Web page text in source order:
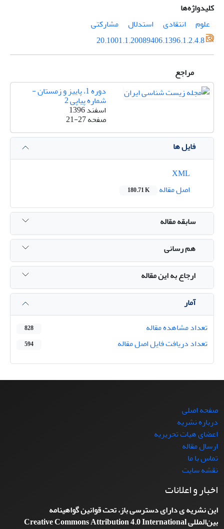
کلیدواژه‌ها
علوم
انتقادی استدلال
مشارکتی
20.1001.1.20089406.1396.1.2.4.8
مراجع
دوره 1، پاییز و زمستان -
شماره پیاپی 2
اسفند 1396
صفحه21-27
فایل ها
اصل مقاله
180.71 K
سابقه مقاله
هم رسانی
ارجاع به این مقاله
آمار
تعداد مشاهده مقاله
828
تعداد دریافت فایل اصل مقاله 594
صفحه اصلی
درباره نشریه
اعضای هیات تحریریه
ارسال مقاله
تماس با ما
نقشه سایت
اخبار و اعلانات
این نشریه ی دارای دسترسی باز، تحت قوانین گواهینامه
بین‌المللیCreative Commons Attribution 4.0 International